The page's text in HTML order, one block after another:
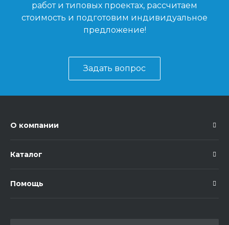
работ и типовых проектах, рассчитаем
стоимость и подготовим индивидуальное
предложение!
Задать вопрос
О компании
Каталог
Помощь